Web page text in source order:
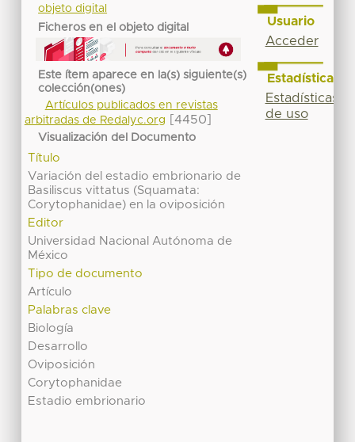
objeto digital
Ficheros en el objeto digital
Este ítem aparece en la(s) siguiente(s)
colección(ones)
Artículos publicados en revistas
arbitradas de Redalyc.org
[4450]
Visualización del Documento
Título
Variación del estadio embrionario de
Basiliscus vittatus (Squamata:
Corytophanidae) en la oviposición
Editor
Universidad Nacional Autónoma de
México
Tipo de documento
Artículo
Palabras clave
Biología
Desarrollo
Oviposición
Corytophanidae
Estadio embrionario
Usuario
Acceder
Estadísticas
Estadísticas
de uso